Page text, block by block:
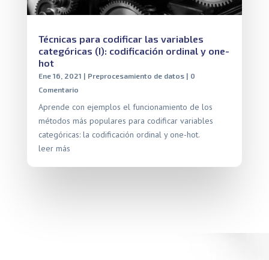
Técnicas para codificar las variables
categóricas (I): codificación ordinal y one-
hot
Ene 16, 2021 | Preprocesamiento de datos| 0
Comentario
Aprende con ejemplos el funcionamiento de los
métodos más populares para codificar variables
categóricas: la codificación ordinal y one-hot.
leer más